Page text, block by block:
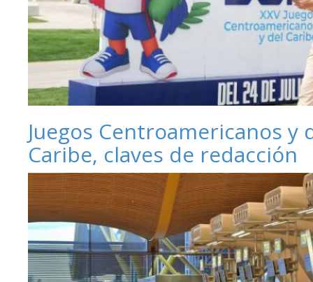
Juegos Centroamericanos y
Caribe, claves de redacción